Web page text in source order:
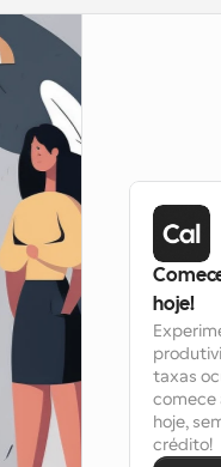
hoje!
taxas
comece
hoje,
crédito!